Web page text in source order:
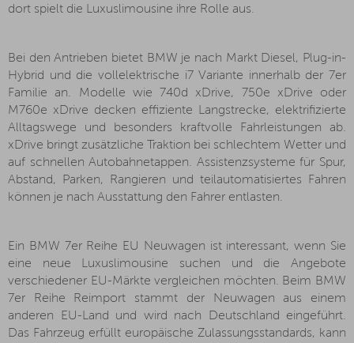
dort spielt die Luxuslimousine ihre Rolle aus.
Bei den Antrieben bietet BMW je nach Markt Diesel, Plug-in-
Hybrid und die vollelektrische i7 Variante innerhalb der 7er
Familie an. Modelle wie 740d xDrive, 750e xDrive oder
M760e xDrive decken effiziente Langstrecke, elektrifizierte
Alltagswege und besonders kraftvolle Fahrleistungen ab.
xDrive bringt zusätzliche Traktion bei schlechtem Wetter und
auf schnellen Autobahnetappen. Assistenzsysteme für Spur,
Abstand, Parken, Rangieren und teilautomatisiertes Fahren
können je nach Ausstattung den Fahrer entlasten.
Ein BMW 7er Reihe EU Neuwagen ist interessant, wenn Sie
eine neue Luxuslimousine suchen und die Angebote
verschiedener EU-Märkte vergleichen möchten. Beim BMW
7er Reihe Reimport stammt der Neuwagen aus einem
anderen EU-Land und wird nach Deutschland eingeführt.
Das Fahrzeug erfüllt europäische Zulassungsstandards, kann